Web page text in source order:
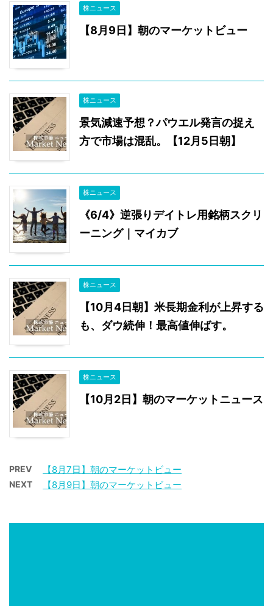
株ニュース
【8月9日】朝のマーケットビュー
株ニュース
景気減速予想？パウエル発言の捉え
方で市場は混乱。【12月5日朝】
株ニュース
《6/4》逆張りデイトレ用銘柄スクリ
ーニング｜マイカブ
株ニュース
【10月4日朝】米長期金利が上昇する
も、ダウ続伸！最高値伸ばす。
株ニュース
【10月2日】朝のマーケットニュース
PREV 【8月7日】朝のマーケットビュー
NEXT 【8月9日】朝のマーケットビュー